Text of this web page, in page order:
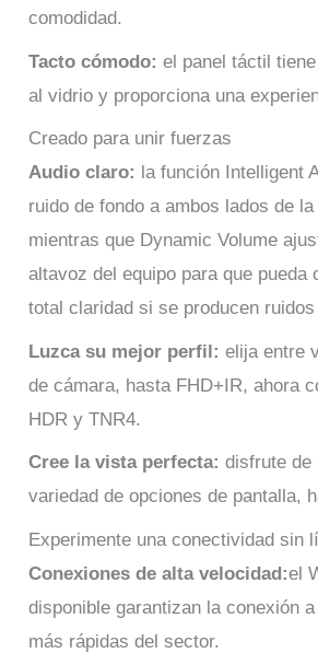
comodidad. ​
Tacto cómodo: el panel táctil
al vidrio y proporciona una
Creado para unir fuerzas
Audio claro: la función Intelligent
ruido de fondo a ambos lados de
mientras que Dynamic Volume
altavoz del equipo para que pueda
total claridad si se producen
Luzca su mejor perfil: elija entre
de cámara, hasta FHD+IR, ahora
HDR y TNR4.
Cree la vista perfecta: disfrute de
variedad de opciones de pantalla,
Experimente una conectividad sin
Conexiones de alta velocidad:el
disponible garantizan la conexión
más rápidas del sector.